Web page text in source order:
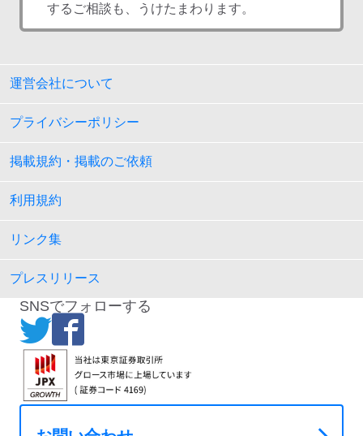
するご相談も、うけたまわります。
運営会社について
プライバシーポリシー
掲載規約・掲載のご依頼
利用規約
リンク集
プレスリリース
SNSでフォローする